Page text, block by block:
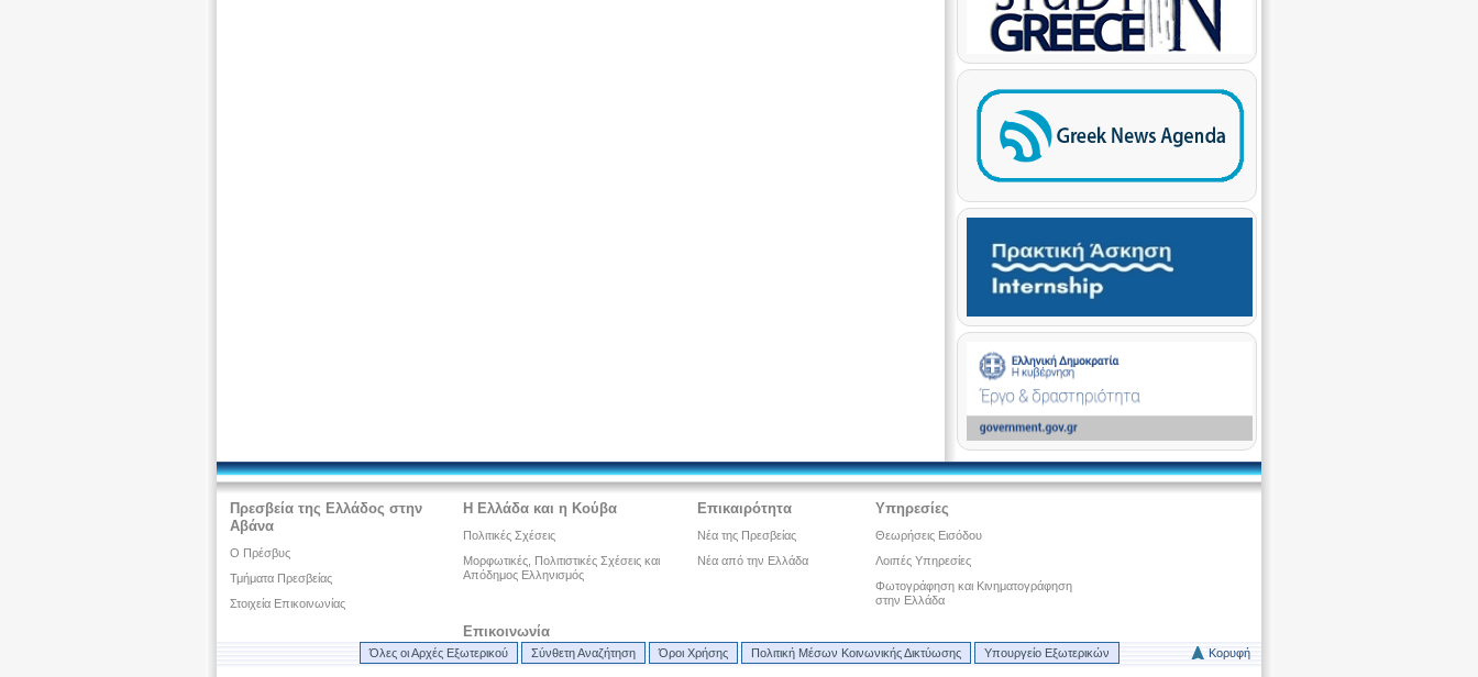
Πρεσβεία της Ελλάδος στην
Αβάνα
Ο Πρέσβυς
Τμήματα Πρεσβείας
Στοιχεία Επικοινωνίας
Η Ελλάδα και η Κούβα
Πολιτικές Σχέσεις
Μορφωτικές, Πολιτιστικές Σχέσεις και
Απόδημος Ελληνισμός
Επικαιρότητα
Νέα της Πρεσβείας
Νέα από την Ελλάδα
Υπηρεσίες
Θεωρήσεις Εισόδου
Λοιπές Υπηρεσίες
Φωτογράφηση και Κινηματογράφηση
στην Ελλάδα
Επικοινωνία
Όλες οι Αρχές Εξωτερικού Σύνθετη Αναζήτηση Όροι Χρήσης Πολιτική Μέσων Κοινωνικής Δικτύωσης Υπουργείο Εξωτερικών Κορυφή